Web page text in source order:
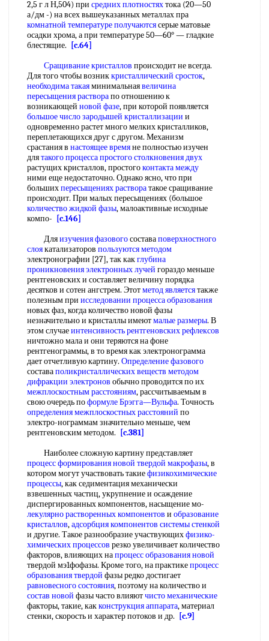
2,5 г л Н,504) при средних плотностяхтока (20—50
а/дм -) на всех вышеуказанных металлах пра
комнатной температуре получаютсясерые матовые
осадки хрома, а при температуре 50—60° — гладкие
блестящие.
[c.64]
Сращивание кристаллов происходит не всегда.
Для того чтобы возниккристаллический сросток,
необходима такаяминимальнаявеличина
пересыщения растворапо отношению к
возникающей новой фазе, при которой появляется
большое числозародышей кристаллизации и
одновременно растет много мелких кристалликов,
переплетающихся друг с другом. Механизм
срастания в настоящее времяне полностью изучен
длятакого процессапростого столкновениядвух
растущих кристаллов, простогоконтакта между
ними еще недостаточно. Однако ясно, что при
большихпересыщениях растворатакое сращивание
происходит. При малых пересыщениях (большое
количество жидкой фазы, малоактивные исходные
компо-
[c.146]
Дляизучения фазовогосоставаповерхностного
слоякатализаторов пользуются методом
электронографии [27], так какглубина
проникновенияэлектронных лучей гораздо меньше
рентгеновских и составляет величину порядка
десятков и сотен ангстрем. Этотметод являетсятакже
полезным при исследовании процесса образования
новых фаз, когда количество новой фазы
незначительно и кристаллы имеютмалые размеры. В
этом случаеинтенсивность рентгеновских рефлексов
ничтожно мала и они теряются на фоне
рентгенограммы, в то время как электронограмма
дает отчетливую картину. Определение фазового
составаполикристаллических веществ методом
дифракции электронов обычно проводится по их
межплоскостным расстояниям, рассчитываемым в
свою очередь поформуле Брэгга—Вульфа. Точность
определения межплоскостных расстояний по
электро-нограммам значительно меньше, чем
рентгеновским методом.
[c.381]
Наиболее сложную картину представляет
процесс формированияновой твердой макрофазы, в
котором могут участвовать такиефизикохимические
процессы, как седиментация механически
взвешенных частиц, укрупнение и осаждение
диспергированных компонентов, насыщение мо-
лекулярнорастворенных компонентов и образование
кристаллов,адсорбция компонентов системы стенкой
и другие. Такое разнообразие участвующихфизико-
химических процессов резко увеличивает количество
факторов, влияющих напроцесс образования новой
твердой мэ1фофазы. Кроме того, на практикепроцесс
образования твердой фазы редко достигает
равновесного состояния, поэтому на количество и
состав новой фазы часто влияютчисто механические
факторы, такие, какконструкция аппарата, материал
стенки, скорость и характер потоков и др.
[c.9]